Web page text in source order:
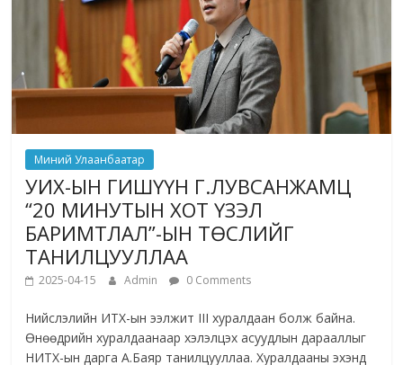
Миний Улаанбаатар
УИХ-ЫН ГИШҮҮН Г.ЛУВСАНЖАМЦ
“20 МИНУТЫН ХОТ ҮЗЭЛ
БАРИМТЛАЛ”-ЫН ТӨСЛИЙГ
ТАНИЛЦУУЛЛАА
2025-04-15 Admin 0 Comments
Нийслэлийн ИТХ-ын ээлжит III хуралдаан болж байна.
Өнөөдрийн хуралдаанаар хэлэлцэх асуудлын дарааллыг
НИТХ-ын дарга А.Баяр танилцууллаа. Хуралдааны эхэнд